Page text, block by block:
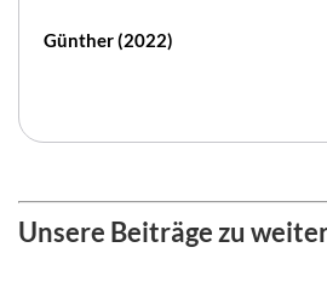
Günther (2022)
Unsere Beiträge zu